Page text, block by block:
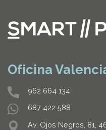
Oficina
962 664 134
687 422 588
Av. Ojos Negros, 81,